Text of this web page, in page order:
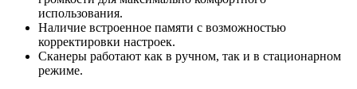
использования.
Наличие встроенное памяти с возможностью
корректировки настроек.
Сканеры работают как в ручном, так и в стационарном
режиме.